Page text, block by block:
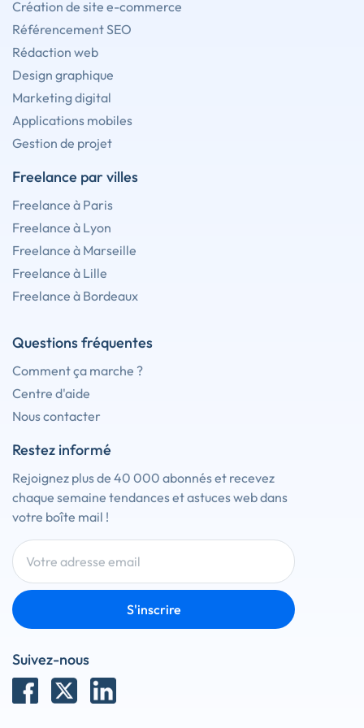
Création de site e-commerce
Référencement SEO
Rédaction web
Design graphique
Marketing digital
Applications mobiles
Gestion de projet
Freelance par villes
Freelance à Paris
Freelance à Lyon
Freelance à Marseille
Freelance à Lille
Freelance à Bordeaux
Questions fréquentes
Comment ça marche ?
Centre d'aide
Nous contacter
Restez informé
Rejoignez plus de 40 000 abonnés et recevez
chaque semaine tendances et astuces web dans
votre boîte mail !
S'inscrire
Suivez-nous